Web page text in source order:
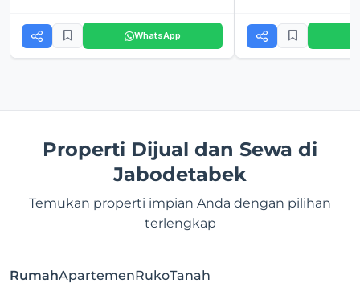
WhatsApp
Properti Dijual dan Sewa di
Jabodetabek
Temukan properti impian Anda dengan pilihan
terlengkap
RumahApartemenRukoTanah